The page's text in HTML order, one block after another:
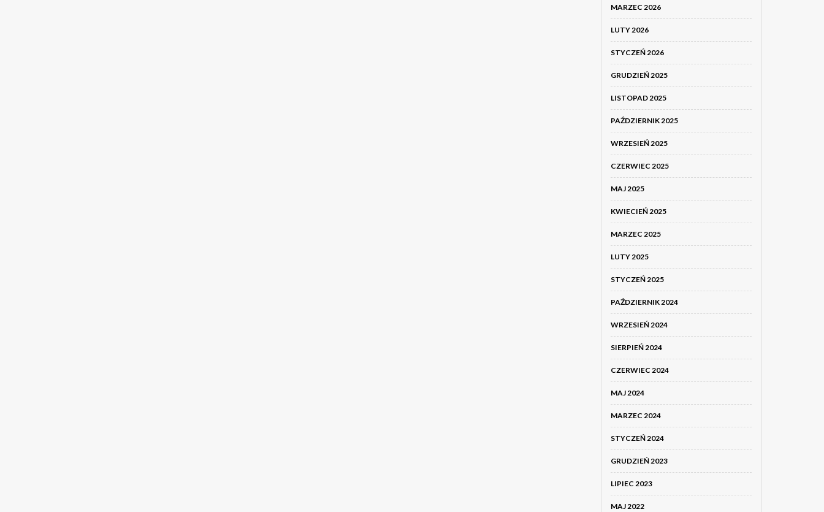
MARZEC 2026
LUTY 2026
STYCZEŃ 2026
GRUDZIEŃ 2025
LISTOPAD 2025
PAŹDZIERNIK 2025
WRZESIEŃ 2025
CZERWIEC 2025
MAJ 2025
KWIECIEŃ 2025
MARZEC 2025
LUTY 2025
STYCZEŃ 2025
PAŹDZIERNIK 2024
WRZESIEŃ 2024
SIERPIEŃ 2024
CZERWIEC 2024
MAJ 2024
MARZEC 2024
STYCZEŃ 2024
GRUDZIEŃ 2023
LIPIEC 2023
MAJ 2022